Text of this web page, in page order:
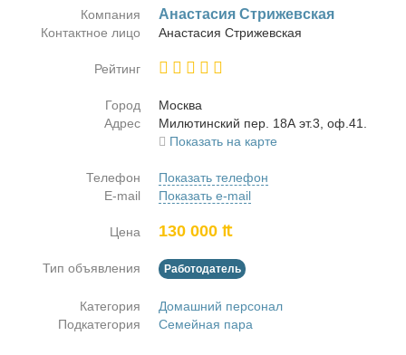
Компания Ана­ста­сия Стри­жев­ская
Контактное лицо Ана­ста­сия Стри­жев­ская
Рейтинг
Город
Москва
Адрес
Ми­лю­тин­ский пер. 18А эт.3, оф.41.
Показать на карте
Телефон
Показать телефон
E-mail
Показать e-mail
Цена 130 000 ₶
Тип объявления Работодатель
Категория
Домашний персонал
Подкатегория
Семейная пара